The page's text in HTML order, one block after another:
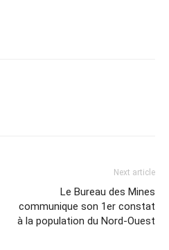
Next article
Le Bureau des Mines
communique son 1er constat
à la population du Nord-Ouest